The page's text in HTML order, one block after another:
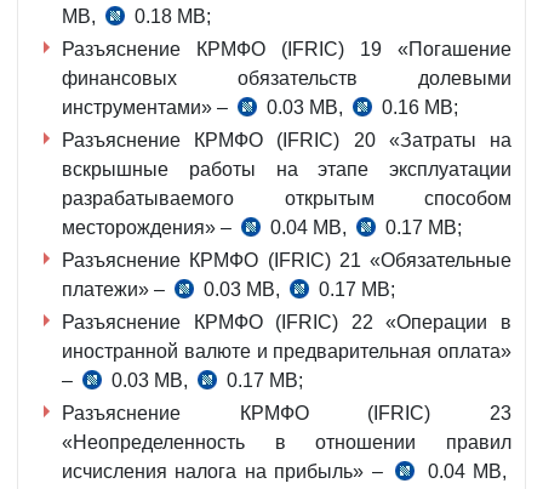
MB,
0.18 MB;
Разъяснение КРМФО (IFRIC) 19 «Погашение
финансовых обязательств долевыми
инструментами» –
0.03 MB,
0.16 MB;
Разъяснение КРМФО (IFRIC) 20 «Затраты на
вскрышные работы на этапе эксплуатации
разрабатываемого открытым способом
месторождения» –
0.04 MB,
0.17 MB;
Разъяснение КРМФО (IFRIC) 21 «Обязательные
платежи» –
0.03 MB,
0.17 MB;
Разъяснение КРМФО (IFRIC) 22 «Операции в
иностранной валюте и предварительная оплата»
–
0.03 MB,
0.17 MB;
Разъяснение КРМФО (IFRIC) 23
«Неопределенность в отношении правил
исчисления налога на прибыль» –
0.04 MB,